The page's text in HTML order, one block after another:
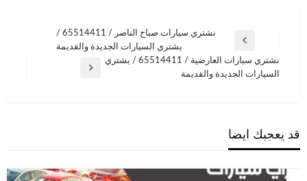
المقالات
المقالة
السابقة
نشتري سيارات صباح الناصر / 65514411 /
يشتري السيارات الجديدة والقديمة
المقالة
نشتري سيارات العارضية / 65514411 / يشتري
السيارات الجديدة والقديمة
قد يعجبك ايضا